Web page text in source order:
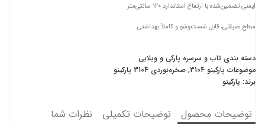
ایمنی تضمین‌شده با ارتفاع استاندارد ۱۲۰ سانتی‌متر
سطح صیقلی، قابل شست‌وشو و کاملاً بهداشتی
دسته بندی تاب و سرسره پارکی و ویلایی
موضوعات پارکینو 3104 , صخره‌نوردی 3104 پارکینو
برند: پارکینو
توضیحات محصول توضیحات تکمیلی
نظرات شما